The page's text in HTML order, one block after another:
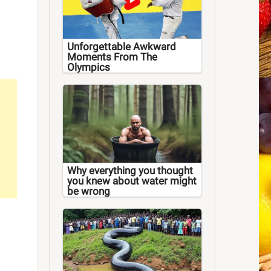
Unforgettable Awkward
Moments From The
Olympics
Why everything you thought
you knew about water might
be wrong